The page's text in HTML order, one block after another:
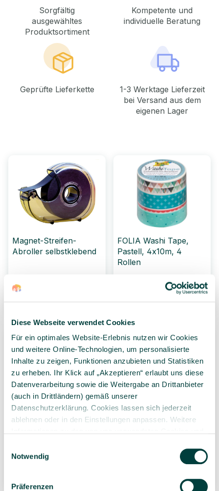
Diese Webseite verwendet Cookies
Für ein optimales Website-Erlebnis nutzen wir Cookies
und weitere Online-Technologien, um personalisierte
Inhalte zu zeigen, Funktionen anzubieten und Statistiken
zu erheben. Ihr Klick auf „Akzeptieren“ erlaubt uns diese
Datenverarbeitung sowie die Weitergabe an Drittanbieter
(auch in Drittländern) gemäß unserer
Datenschutzerklärung. Cookies lassen sich jederzeit
ablehnen oder in den Einstellungen anpassen. Weitere
schutz­erklärung
Notwendig
Präferenzen
Sorgfältig
ausgewähltes
Produktsortiment
Kompetente und
individuelle Beratung
Geprüfte Lieferkette
1-3 Werktage Lieferzeit
bei Versand aus dem
eigenen Lager
Magnet-Streifen-
Abroller selbstklebend
12,99 €*
1 Stück
FOLIA Washi Tape,
Pastell, 4x10m, 4
Rollen
(2,12 €* / 1
Stück)
FOLIA Washi Tape,
Geometrisch, 4x10m, 4
8,49 €*
FOLIA Washi Tape,
Flower Power, 4x10m,